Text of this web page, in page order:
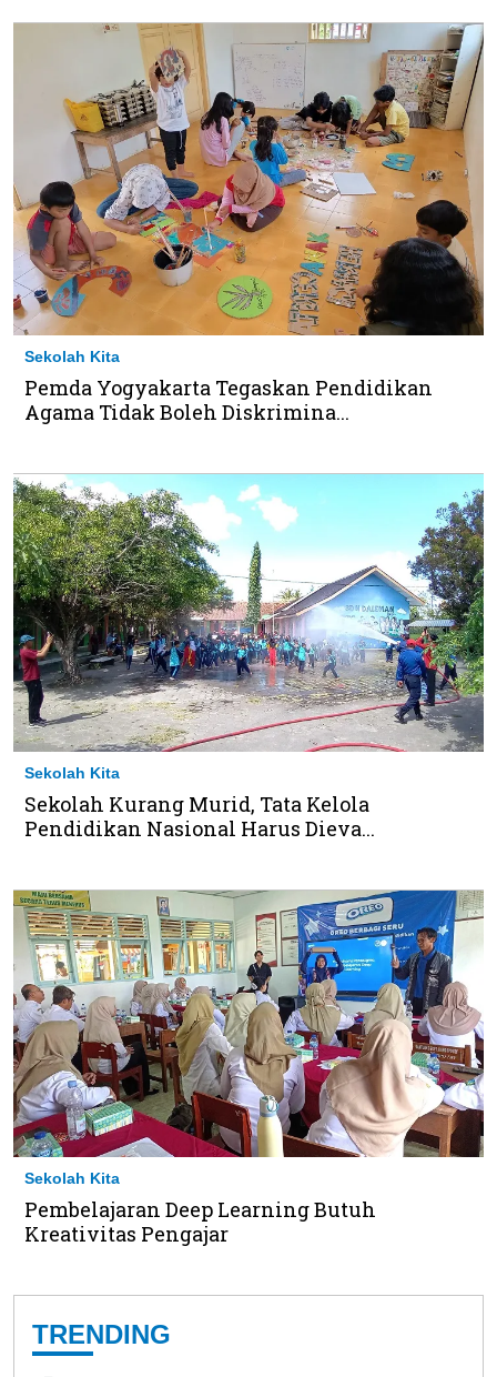
Sekolah Kita
Pemda Yogyakarta Tegaskan Pendidikan
Agama Tidak Boleh Diskrimina...
Sekolah Kita
Sekolah Kurang Murid, Tata Kelola
Pendidikan Nasional Harus Dieva...
Sekolah Kita
Pembelajaran Deep Learning Butuh
Kreativitas Pengajar
TRENDING